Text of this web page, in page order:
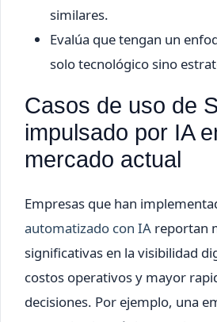
similares.
Evalúa que tengan un
solo tecnológico sino
Casos de uso de
impulsado por IA
mercado actual
Empresas que han
automatizado con IA reportan
significativas en la visibilidad
costos operativos y mayor
decisiones. Por ejemplo, una